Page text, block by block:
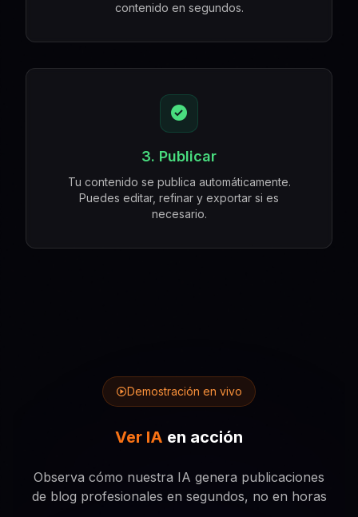
contenido en segundos.
3. Publicar
Tu contenido se publica automáticamente.
Puedes editar, refinar y exportar si es
necesario.
Demostración en vivo
Ver IA en acción
Observa cómo nuestra IA genera publicaciones
de blog profesionales en segundos, no en horas